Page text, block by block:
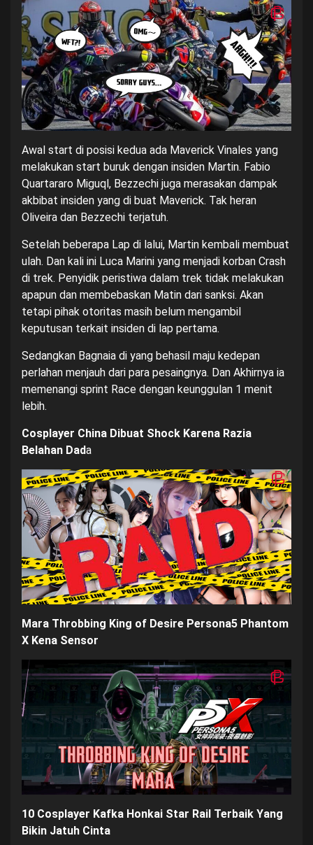
Awal start di posisi kedua ada Maverick Vinales yang
melakukan start buruk dengan insiden Martin. Fabio
Quartararo Miguql, Bezzechi juga merasakan dampak
akbibat insiden yang di buat Maverick. Tak heran
Oliveira dan Bezzechi terjatuh.
Setelah beberapa Lap di lalui, Martin kembali membuat
ulah. Dan kali ini Luca Marini yang menjadi korban Crash
di trek. Penyidik peristiwa dalam trek tidak melakukan
apapun dan membebaskan Matin dari sanksi. Akan
tetapi pihak otoritas masih belum mengambil
keputusan terkait insiden di lap pertama.
Sedangkan Bagnaia di yang behasil maju kedepan
perlahan menjauh dari para pesaingnya. Dan Akhirnya ia
memenangi sprint Race dengan keunggulan 1 menit
lebih.
Cosplayer China Dibuat Shock Karena Razia
Belahan Dada
Mara Throbbing King of Desire Persona5 Phantom
X Kena Sensor
10 Cosplayer Kafka Honkai Star Rail Terbaik Yang
Bikin Jatuh Cinta